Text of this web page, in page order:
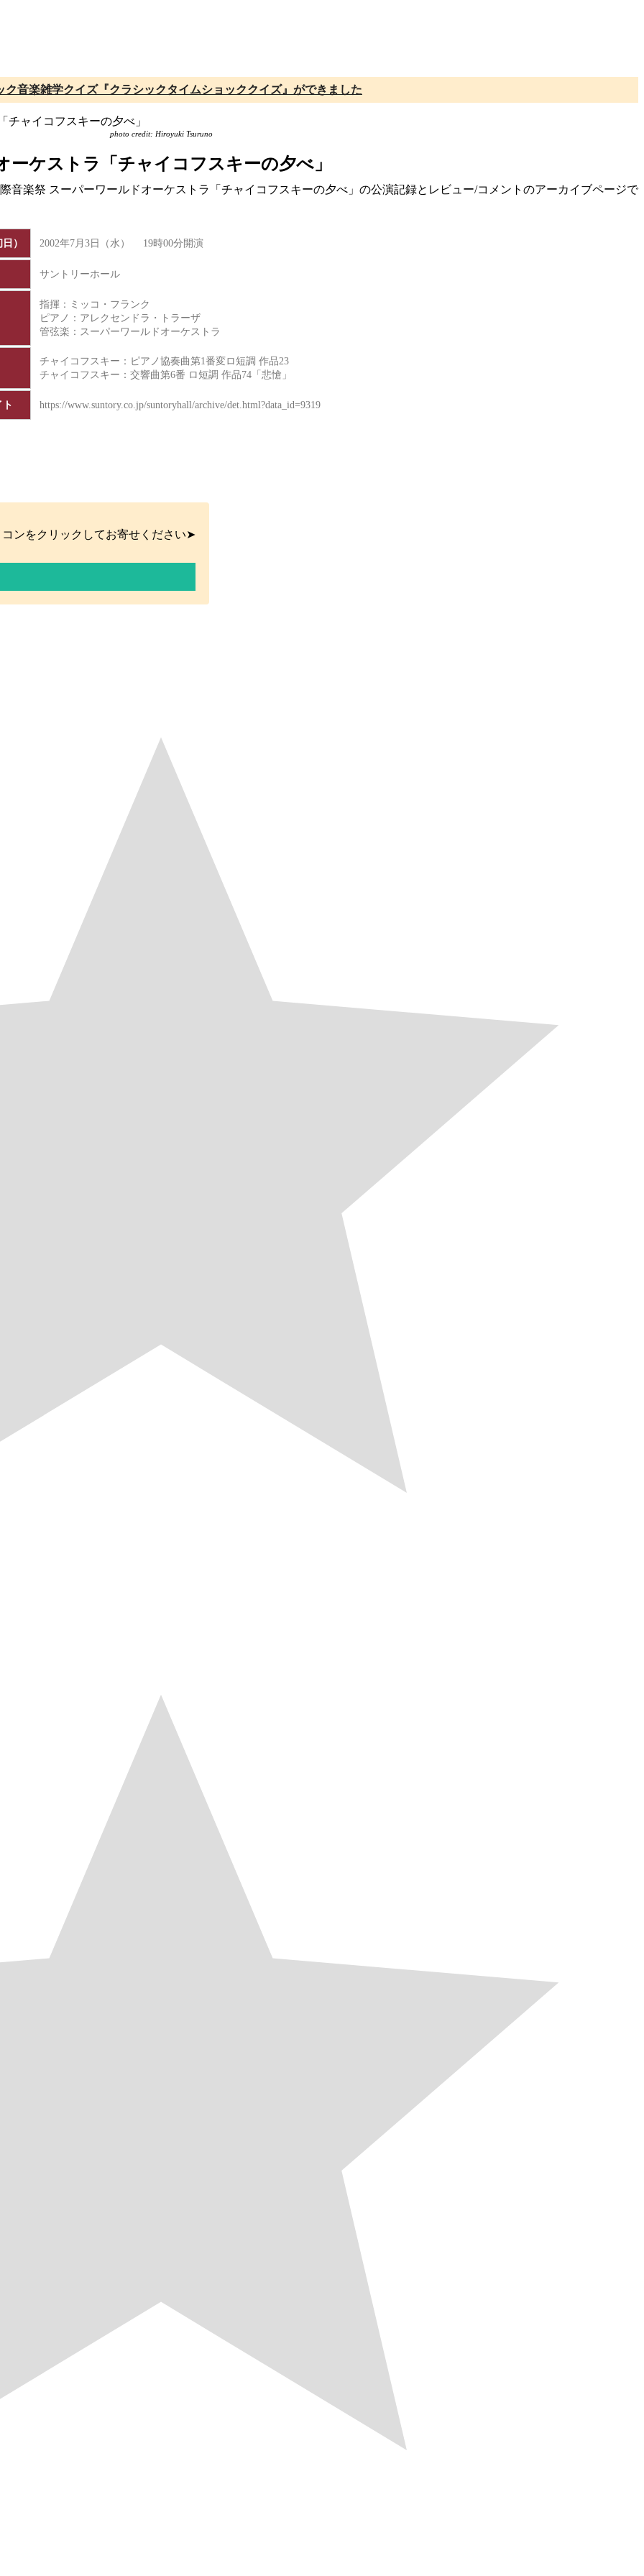
ク音楽雑学クイズ『クラシックタイムショッククイズ』ができました
photo credit: Hiroyuki Tsuruno
ケストラ「チャイコフスキーの夕べ」
音楽祭 スーパーワールドオーケストラ「チャイコフスキーの夕べ」の公演記録とレビュー/コメントのアーカイブページで
） 2002年7月3日（水） 19時00分開演
サントリーホール
指揮：ミッコ・フランク
ピアノ：アレクセンドラ・トラーザ
管弦楽：スーパーワールドオーケストラ
チャイコフスキー：ピアノ協奏曲第1番変ロ短調 作品23
チャイコフスキー：交響曲第6番 ロ短調 作品74「悲愴」
https://www.suntory.co.jp/suntoryhall/archive/det.html?data_id=9319
ンをクリックしてお寄せください➤